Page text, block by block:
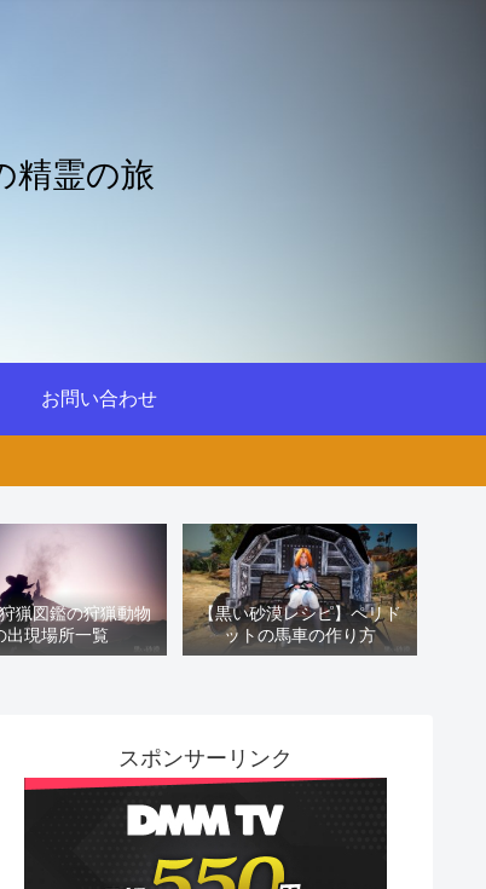
精霊の旅
お問い合わせ
猟図鑑の狩猟動物
出現場所一覧
【黒い砂漠レシピ】ペリド
ットの馬車の作り方
スポンサーリンク